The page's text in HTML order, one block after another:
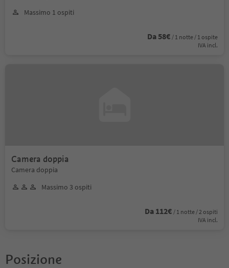
Massimo 1 ospiti
Da 58€ / 1 notte / 1 ospite
IVA incl.
Camera doppia
Camera doppia
Massimo 3 ospiti
Da 112€ / 1 notte / 2 ospiti
IVA incl.
Posizione